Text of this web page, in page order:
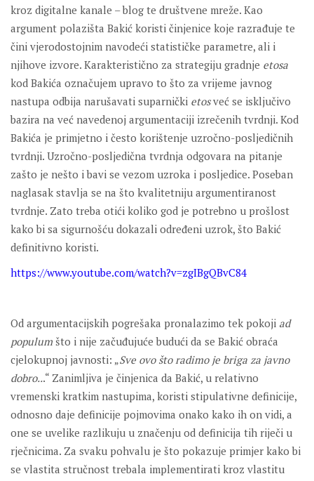
kroz digitalne kanale – blog te društvene mreže. Kao
argument polazišta Bakić koristi činjenice koje razrađuje te
čini vjerodostojnim navodeći statističke parametre, ali i
njihove izvore. Karakteristično za strategiju gradnje etosa
kod Bakića označujem upravo to što za vrijeme javnog
nastupa odbija narušavati suparnički etosveć se isključivo
bazira na već navedenoj argumentaciji izrečenih tvrdnji. Kod
Bakića je primjetno i često korištenje uzročno-posljedičnih
tvrdnji. Uzročno-posljedična tvrdnja odgovara na pitanje
zašto je nešto i bavi se vezom uzroka i posljedice. Poseban
naglasak stavlja se na što kvalitetniju argumentiranost
tvrdnje. Zato treba otići koliko god je potrebno u prošlost
kako bi sa sigurnošću dokazali određeni uzrok, što Bakić
definitivno koristi.
https://www.youtube.com/watch?v=zgIBgQBvC84
Od argumentacijskih pogrešaka pronalazimo tek pokoji ad
populum što i nije začuđujuće budući da se Bakić obraća
cjelokupnoj javnosti: „Sve ovo što radimo je briga za javno
dobro...“ Zanimljiva je činjenica da Bakić, u relativno
vremenski kratkim nastupima, koristi stipulativne definicije,
odnosno daje definicije pojmovima onako kako ih on vidi, a
one se uvelike razlikuju u značenju od definicija tih riječi u
rječnicima. Za svaku pohvalu je što pokazuje primjer kako bi
se vlastita stručnost trebala implementirati kroz vlastitu